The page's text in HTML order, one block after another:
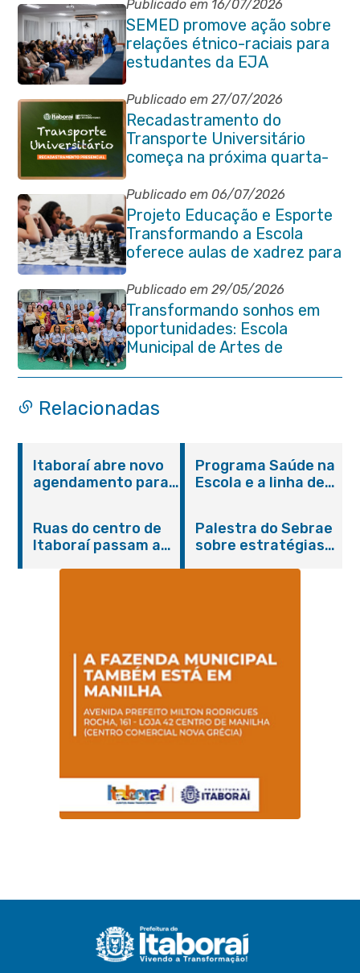
pedagógicos
Publicado em 16/07/2026
SEMED promove ação sobre
relações étnico-raciais para
estudantes da EJA
Publicado em 27/07/2026
Recadastramento do
Transporte Universitário
começa na próxima quarta-
feira (29/07)
Publicado em 06/07/2026
Projeto Educação e Esporte
Transformando a Escola
oferece aulas de xadrez para
alunos da rede municipal
Publicado em 29/05/2026
Transformando sonhos em
oportunidades: Escola
Municipal de Artes de
Itaboraí completa 37 anos de
história
Relacionadas
Itaboraí abre novo
agendamento para
Programa Saúde na
Escola e a linha de
promovem
conscientização
sobre hanseníase
Ruas do centro de
Itaboraí passam a
Palestra do Sebrae
sobre estratégias